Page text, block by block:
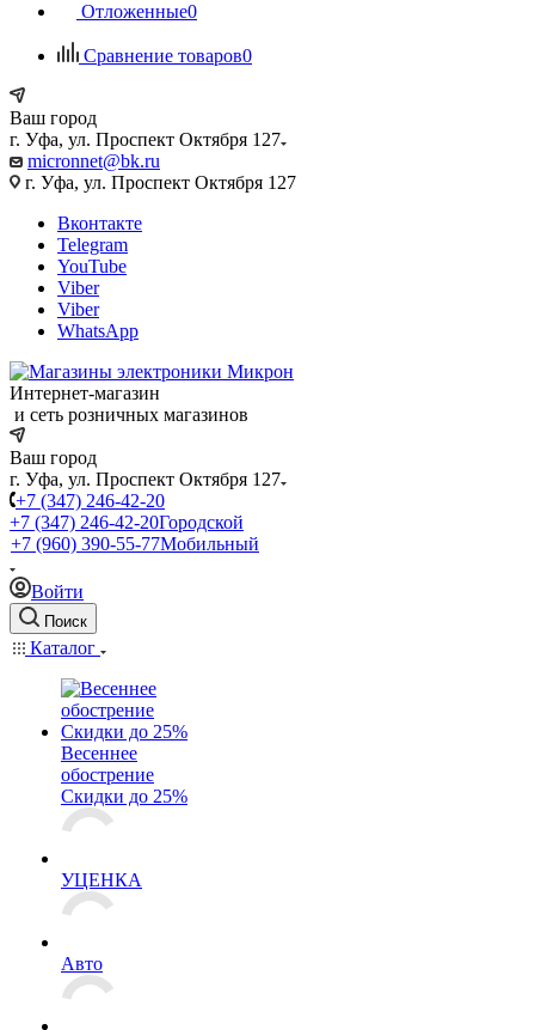
Отложенные0
Сравнение товаров0
Ваш город
г. Уфа, ул. Проспект Октября 127
micronnet@bk.ru
г. Уфа, ул. Проспект Октября 127
Вконтакте
Telegram
YouTube
Viber
Viber
WhatsApp
Интернет-магазин
и сеть розничных магазинов
Ваш город
г. Уфа, ул. Проспект Октября 127
+7 (347) 246-42-20
+7 (347) 246-42-20Городской
+7 (960) 390-55-77Мобильный
Войти
Поиск
Каталог
Весеннее
обострение
Скидки до 25%
УЦЕНКА
Авто